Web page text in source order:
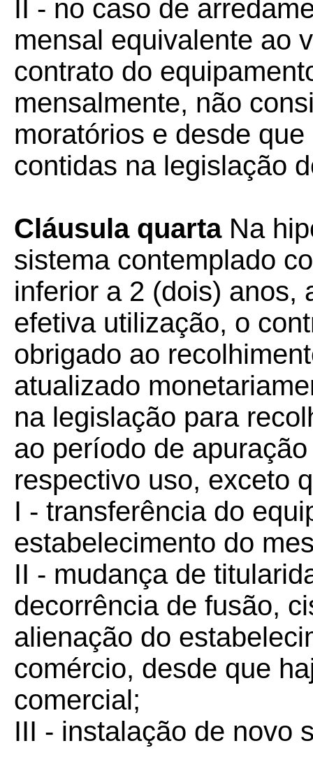
II - no caso de
mensal equivalente ao
contrato do
mensalmente, não
moratórios e desde
contidas na legislação
Cláusula quartaNa
sistema contemplado
inferior a 2 (dois) anos,
efetiva utilização, o
obrigado ao
atualizado
na legislação para
ao período de
respectivo uso, exceto
I - transferência do
estabelecimento do
II - mudança de
decorrência de fusão,
alienação do
comércio, desde que
comercial;
III - instalação de novo